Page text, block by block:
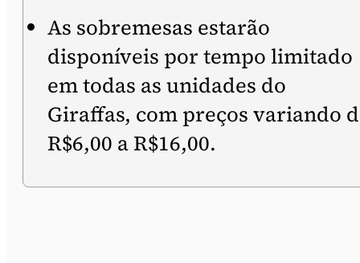
As sobremesas estarão
disponíveis por tempo limitado
em todas as unidades do
Giraffas, com preços variando
R$6,00 a R$16,00.